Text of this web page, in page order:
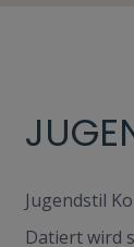
Jugendstil
Datiert wird